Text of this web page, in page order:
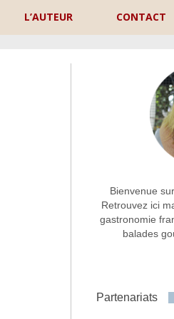
L’AUTEUR CONTACT
Nom
Commentaire ou message *
Bienvenue
Retrouvez ici
gastronomie
balades
Partenariats